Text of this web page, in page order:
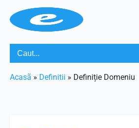
Acasã » Definitii » Definiție Domeniu